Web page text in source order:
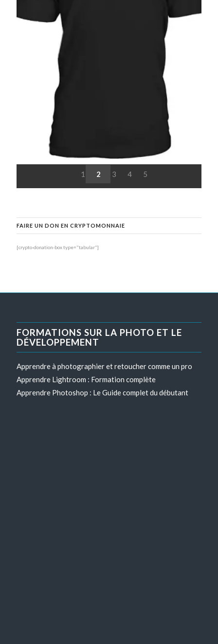
1 2 3 4 5
FAIRE UN DON EN CRYPTOMONNAIE
[crypto-donation-box type="tabular"]
FORMATIONS SUR LA PHOTO ET LE
DÉVELOPPEMENT
Apprendre à photographier et retoucher comme un pro
Apprendre Lightroom : Formation complète
Apprendre Photoshop : Le Guide complet du débutant